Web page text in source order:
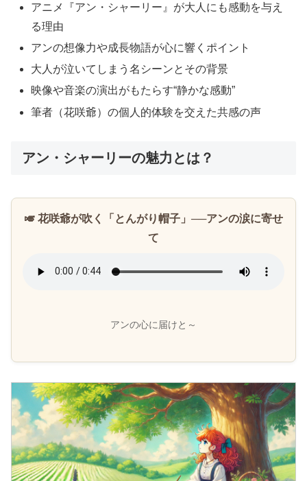
アニメ『アン・シャーリー』が大人にも感動を与え
る理由
アンの想像力や成長物語が心に響くポイント
大人が泣いてしまう名シーンとその背景
映像や音楽の演出がもたらす“静かな感動”
筆者（花咲爺）の個人的体験を交えた共感の声
アン・シャーリーの魅力とは？
🎺 花咲爺が吹く「とんがり帽子」──アンの涙に寄せ
て
アンの心に届けと～